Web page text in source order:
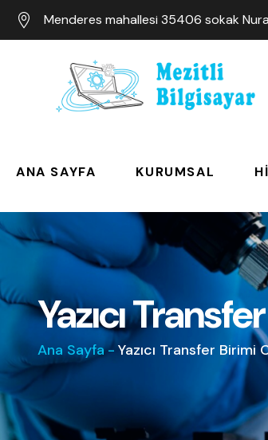
Menderes mahallesi 35406 sokak
ANA SAYFA KURUMSAL
Yazıcı
Ana Sayfa- Yazıcı Transfer Birimi